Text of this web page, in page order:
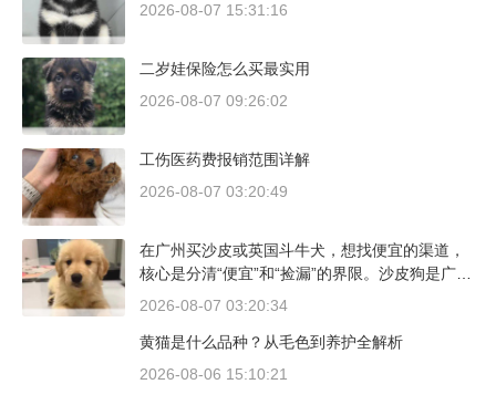
2026-08-07 15:31:16
二岁娃保险怎么买最实用
2026-08-07 09:26:02
工伤医药费报销范围详解
2026-08-07 03:20:49
在广州买沙皮或英国斗牛犬，想找便宜的渠道，
核心是分清“便宜”和“捡漏”的界限。沙皮狗是广东
本地犬种，价格比北方城市有优势；英国斗牛犬
方和真实价格区间。
2026-08-07 03:20:34
黄猫是什么品种？从毛色到养护全解析
2026-08-06 15:10:21